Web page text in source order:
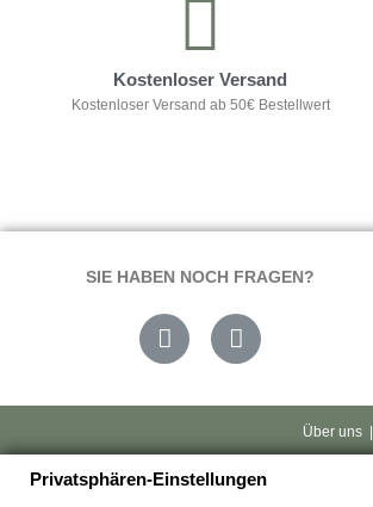
Kostenloser Versand
Kostenloser Versand ab 50€ Bestellwert
SIE HABEN NOCH FRAGEN?
Über uns|
Privatsphären-Einstellungen